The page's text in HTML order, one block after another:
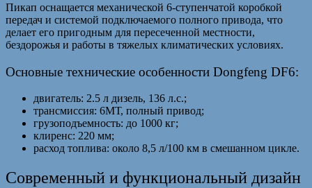
Пикап оснащается механической 6-ступенчатой коробкой
передач и системой подключаемого полного привода, что
делает его пригодным для пересеченной местности,
бездорожья и работы в тяжелых климатических условиях.
Основные технические особенности Dongfeng DF6:
двигатель: 2.5 л дизель, 136 л.с.;
трансмиссия: 6МТ, полный привод;
грузоподъемность: до 1000 кг;
клиренс: 220 мм;
расход топлива: около 8,5 л/100 км в смешанном цикле.
Современный и функциональный дизайн